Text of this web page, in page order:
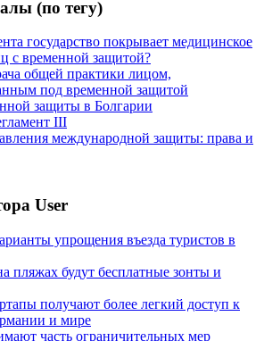
(по тегу)
государство покрывает медицинское
с временной защитой?
общей практики лицом,
под временной защитой
защиты в Болгарии
III
международной защиты: права и
User
упрощения въезда туристов в
пляжах будут бесплатные зонты и
получают более легкий доступ к
и мире
часть ограничительных мер